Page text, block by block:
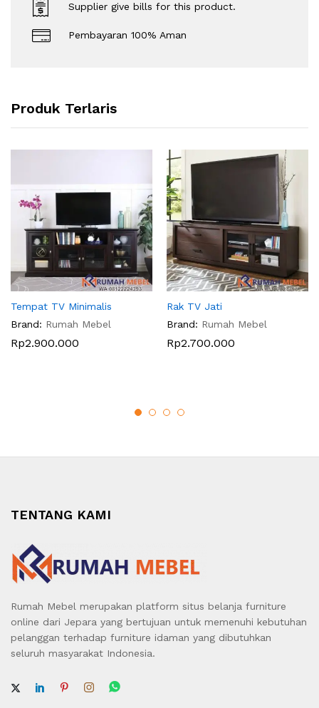
Supplier give bills for this product.
Pembayaran 100% Aman
Produk Terlaris
Tempat TV Minimalis
Brand: Rumah Mebel
Rp2.900.000
Rak TV Jati
Brand: Rumah Mebel
Rp2.700.000
TENTANG KAMI
Rumah Mebel merupakan platform situs belanja furniture
online dari Jepara yang bertujuan untuk memenuhi kebutuhan
pelanggan terhadap furniture idaman yang dibutuhkan
seluruh masyarakat Indonesia.